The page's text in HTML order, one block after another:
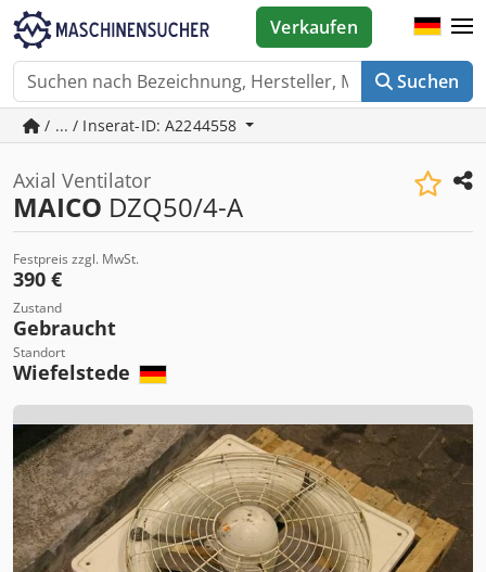
Suchen
Verkaufen
/ ... / Inserat-ID: A2244558
Axial Ventilator
MAICO DZQ50/4-A
Festpreis zzgl. MwSt.
390 €
Zustand
Gebraucht
Standort
Wiefelstede